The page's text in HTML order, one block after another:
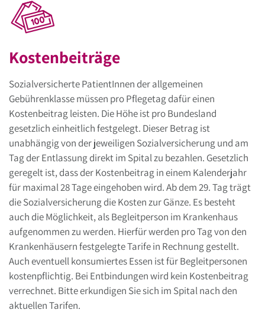
Kostenbeiträge
Sozialversicherte PatientInnen der allgemeinen
Gebührenklasse müssen pro Pflegetag dafür einen
Kostenbeitrag leisten. Die Höhe ist pro Bundesland
gesetzlich einheitlich festgelegt. Dieser Betrag ist
unabhängig von der jeweiligen Sozialversicherung und am
Tag der Entlassung direkt im Spital zu bezahlen. Gesetzlich
geregelt ist, dass der Kostenbeitrag in einem Kalenderjahr
für maximal 28 Tage eingehoben wird. Ab dem 29. Tag trägt
die Sozialversicherung die Kosten zur Gänze. Es besteht
auch die Möglichkeit, als Begleitperson im Krankenhaus
aufgenommen zu werden. Hierfür werden pro Tag von den
Krankenhäusern festgelegte Tarife in Rechnung gestellt.
Auch eventuell konsumiertes Essen ist für Begleitpersonen
kostenpflichtig. Bei Entbindungen wird kein Kostenbeitrag
verrechnet. Bitte erkundigen Sie sich im Spital nach den
aktuellen Tarifen.